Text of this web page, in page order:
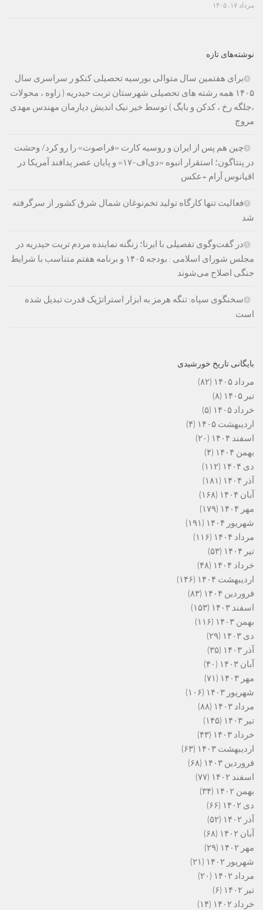
مرداد ۱۷, ۱۴۰۵
نوشته‌های تازه
برای هفتمین سال متوالی بورسیه تحصیلی کنکو ر سراسری سال
۱۴۰۵ همه رشته های تحصیلی شهرستان تربت حیدریه ( زاوه ، محولات
،جلگه رخ ، کدکن و بایگ ) توسط خیر نیک اندیش دیارمان مهندس مهدی
مروج
چین هم پس از ایران و روسیه کارت «فراصوت» را رو کرد/ وحشت
در پنتاگون؛ استقرار انبوه «دی‌اف‑۱۷» و پایان عصر پدافند آمریکا در
اقیانوس آرام +عکس
فعالیت تنها کارگاه تولید تخم‌نوغان شمال شرق کشور از سرگرفته
شد
در گفت‌وگوی تفصیلی با ایرنا؛ زنگنه نماینده مردم تربت حیدریه در
مجلس شورای اسلامی : بودجه ۱۴۰۵ و برنامه هفتم متناسب با شرایط
جنگی اصلاح می‌شوند
سخنگوی سپاه: تنگه هرمز به ابزار استراتژیک قدرت تبدیل شده
است
بایگانی تاریخ خورشیدی
مرداد ۱۴۰۵
(۸۲)
تیر ۱۴۰۵
(۸)
خرداد ۱۴۰۵
(۵)
اردیبهشت ۱۴۰۵
(۴)
اسفند ۱۴۰۴
(۲۰)
بهمن ۱۴۰۴
(۴)
دی ۱۴۰۴
(۱۱۲)
آذر ۱۴۰۴
(۱۸۱)
آبان ۱۴۰۴
(۱۶۸)
مهر ۱۴۰۴
(۱۷۹)
شهریور ۱۴۰۴
(۱۹۱)
مرداد ۱۴۰۴
(۱۱۶)
تیر ۱۴۰۴
(۵۳)
خرداد ۱۴۰۴
(۴۸)
اردیبهشت ۱۴۰۴
(۱۴۶)
فروردین ۱۴۰۴
(۸۳)
اسفند ۱۴۰۳
(۱۵۳)
بهمن ۱۴۰۳
(۱۱۶)
دی ۱۴۰۳
(۲۹)
آذر ۱۴۰۳
(۳۵)
آبان ۱۴۰۳
(۴۰)
مهر ۱۴۰۳
(۷۱)
شهریور ۱۴۰۳
(۱۰۶)
مرداد ۱۴۰۳
(۸۸)
تیر ۱۴۰۳
(۱۴۵)
خرداد ۱۴۰۳
(۴۳)
اردیبهشت ۱۴۰۳
(۶۳)
فروردین ۱۴۰۳
(۶۸)
اسفند ۱۴۰۲
(۷۷)
بهمن ۱۴۰۲
(۳۴)
دی ۱۴۰۲
(۶۶)
آذر ۱۴۰۲
(۵۲)
آبان ۱۴۰۲
(۶۸)
مهر ۱۴۰۲
(۲۹)
شهریور ۱۴۰۲
(۲۱)
مرداد ۱۴۰۲
(۲۰)
تیر ۱۴۰۲
(۶)
خرداد ۱۴۰۲
(۱۴)